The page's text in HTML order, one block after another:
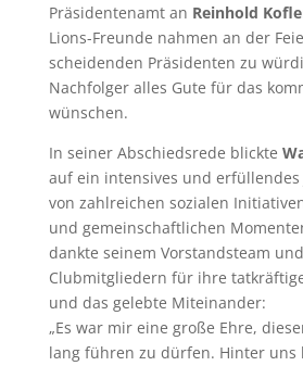
Präsidentenamt an Reinhold
Lions-Freunde nahmen an der
scheidenden Präsidenten zu
Nachfolger alles Gute für das
wünschen.
In seiner Abschiedsrede blickte
auf ein intensives und erfüllendes
von zahlreichen sozialen
und gemeinschaftlichen
dankte seinem Vorstandsteam
Clubmitgliedern für ihre
und das gelebte Miteinander:
„Es war mir eine große Ehre,
lang führen zu dürfen. Hinter uns